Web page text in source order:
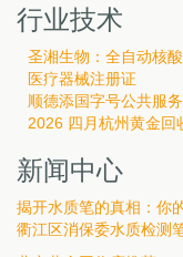
行业技术
圣湘生物：全自动核
医疗器械注册证
顺德添国字号公共服
2026 四月杭州黄金回
新闻中心
揭开水质笔的真相：
衢江区消保委水质检测